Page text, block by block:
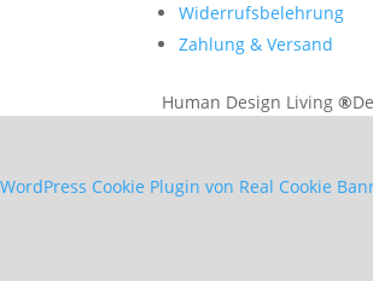
Widerrufsbelehrung
Zahlung & Versand
Human Design Living®
WordPress Cookie Plugin von Real Cookie